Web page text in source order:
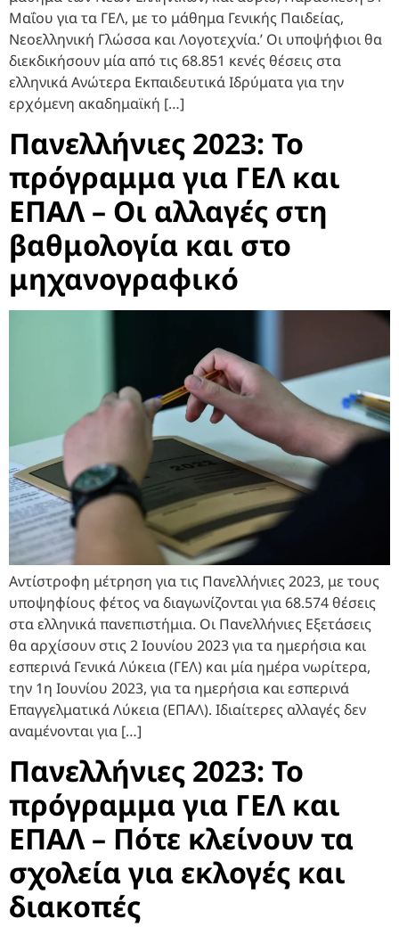
Μαΐου για τα ΓΕΛ, με το μάθημα Γενικής Παιδείας,
Νεοελληνική Γλώσσα και Λογοτεχνία.’ Οι υποψήφιοι θα
διεκδικήσουν μία από τις 68.851 κενές θέσεις στα
ελληνικά Ανώτερα Εκπαιδευτικά Ιδρύματα για την
ερχόμενη ακαδημαϊκή […]
Πανελλήνιες 2023: Το
πρόγραμμα για ΓΕΛ και
ΕΠΑΛ – Οι αλλαγές στη
βαθμολογία και στο
μηχανογραφικό
Αντίστροφη μέτρηση για τις Πανελλήνιες 2023, με τους
υποψηφίους φέτος να διαγωνίζονται για 68.574 θέσεις
στα ελληνικά πανεπιστήμια. Οι Πανελλήνιες Εξετάσεις
θα αρχίσουν στις 2 Ιουνίου 2023 για τα ημερήσια και
εσπερινά Γενικά Λύκεια (ΓΕΛ) και μία ημέρα νωρίτερα,
την 1η Ιουνίου 2023, για τα ημερήσια και εσπερινά
Επαγγελματικά Λύκεια (ΕΠΑΛ). Ιδιαίτερες αλλαγές δεν
αναμένονται για […]
Πανελλήνιες 2023: Το
πρόγραμμα για ΓΕΛ και
ΕΠΑΛ – Πότε κλείνουν τα
σχολεία για εκλογές και
διακοπές